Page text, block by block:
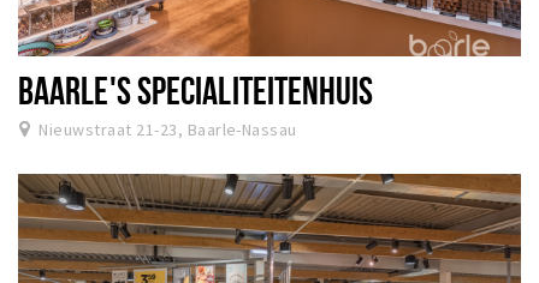
BAARLE'S SPECIALITEITENHUIS
Nieuwstraat 21-23, Baarle-Nassau